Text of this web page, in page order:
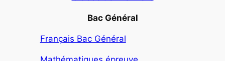
Bac Général
Français Bac Général